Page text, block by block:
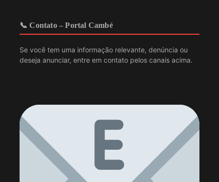
📞 Contato – Portal Cambé
Se você tem uma informação relevante, denúncia ou
deseja anunciar, entre em contato pelos canais acima.